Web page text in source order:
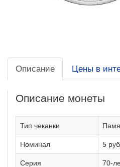
Описание Цены в
Описание монеты
Тип чеканки
Номинал 5
Серия 70-